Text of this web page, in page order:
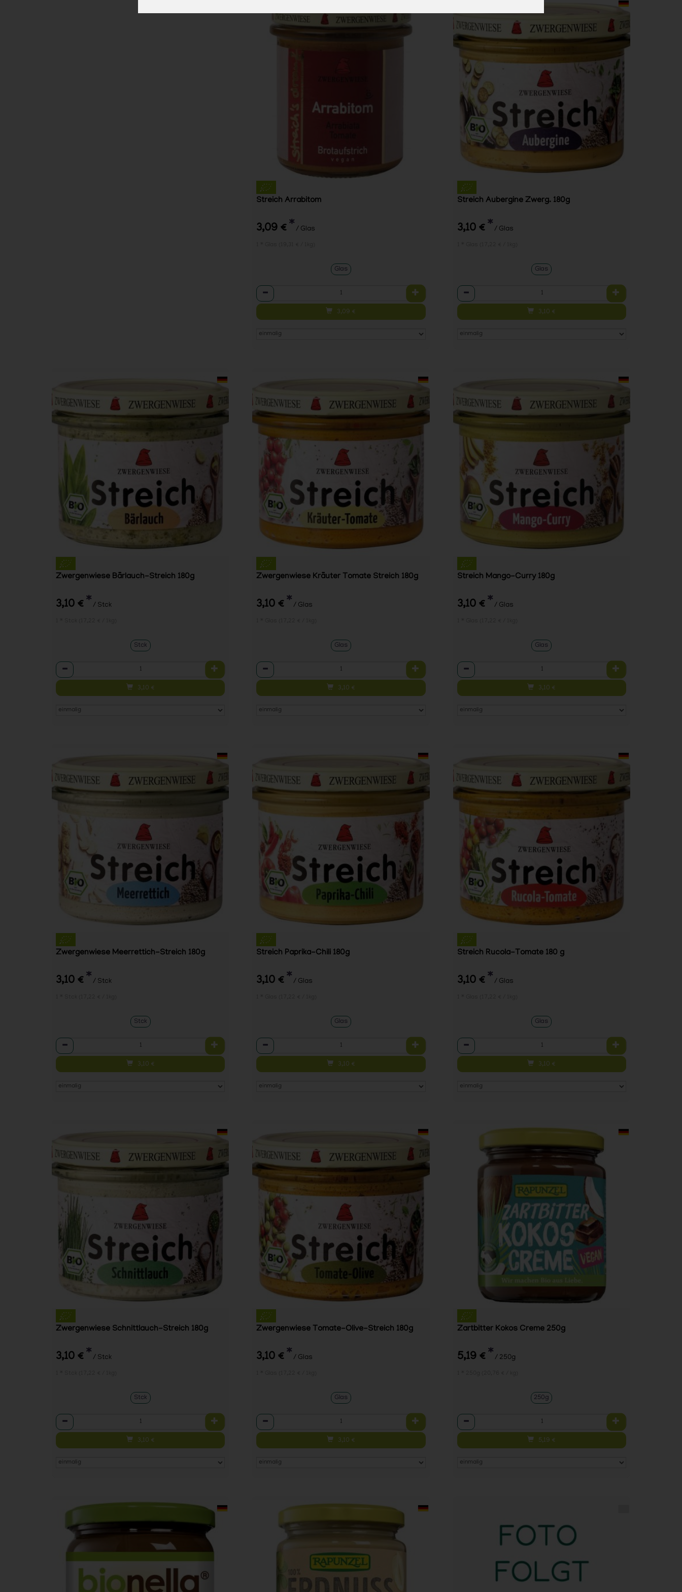
Streich Arrabitom
3,09 € * / Glas
Glas
Anzahl
3,09 €
Streich Aubergine Zwerg. 180g
3,10 €* / Glas
Glas
Anzahl
3,10 €
Zwergenwiese Bärlauch-Streich 180g
3,10 € * / Stck
Stck
Anzahl
3,10 €
Zwergenwiese Kräuter Tomate Streich 180g
3,10 € * / Glas
Glas
Anzahl
3,10 €
Streich Mango-Curry 180g
3,10 €* / Glas
Glas
Anzahl
3,10 €
Zwergenwiese Meerrettich-Streich 180g
3,10 € * / Stck
Stck
Anzahl
3,10 €
Streich Paprika-Chili 180g
3,10 € * / Glas
Glas
Anzahl
3,10 €
Streich Rucola-Tomate 180 g
3,10 €* / Glas
Glas
Anzahl
3,10 €
Zwergenwiese Schnittlauch-Streich 180g
3,10 € * / Stck
Stck
Anzahl
3,10 €
Zwergenwiese Tomate-Olive-Streich 180g
3,10 € * / Glas
Glas
Anzahl
3,10 €
Zartbitter Kokos Creme 250g
5,19 €* / 250g
250g
Anzahl
5,19 €